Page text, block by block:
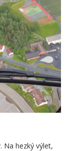
Na hezký výlet,